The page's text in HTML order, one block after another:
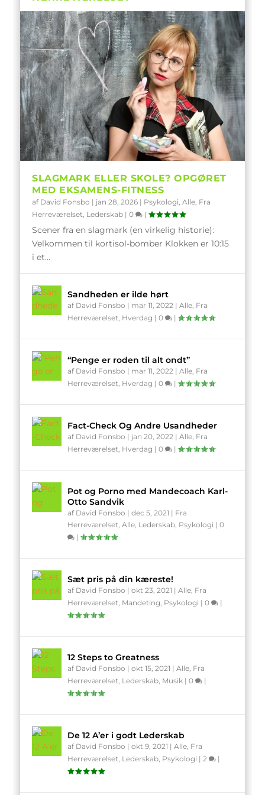
SLAGMARK ELLER SKOLE? OPGØRET
MED EKSAMENS-FITNESS
af David Fonsbo | jan 28, 2026 | Psykologi,Alle, Fra
Herreværelset, Lederskab |0 |
Scener fra en slagmark (en virkelig historie):
Velkommen til kortisol-bomber Klokken er 10:15
i et...
Sandheden er ilde hørt
af David Fonsbo | mar 11, 2022 |Alle, Fra
Herreværelset, Hverdag |0 |
“Penge er roden til alt ondt”
af David Fonsbo | mar 11, 2022 |Alle, Fra
Herreværelset, Hverdag |0 |
Fact-Check Og Andre Usandheder
af David Fonsbo | jan 20, 2022 |Alle, Fra
Herreværelset, Hverdag |0 |
Pot og Porno med Mandecoach Karl-
Otto Sandvik
af David Fonsbo |dec 5, 2021 | Fra
Herreværelset,Alle, Lederskab, Psykologi |0
|
Sæt pris på din kæreste!
af David Fonsbo |okt 23, 2021 |Alle, Fra
Herreværelset, Mandeting, Psykologi |0 |
12 Steps to Greatness
af David Fonsbo |okt 15, 2021 |Alle, Fra
Herreværelset, Lederskab, Musik |0 |
De 12 A’er i godt Lederskab
af David Fonsbo |okt 9, 2021 |Alle, Fra
Herreværelset, Lederskab, Psykologi |2 |